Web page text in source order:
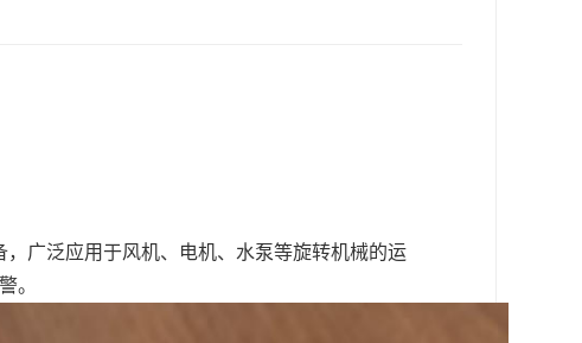
广泛应用于风机、电机、水泵等旋转机械的运
。